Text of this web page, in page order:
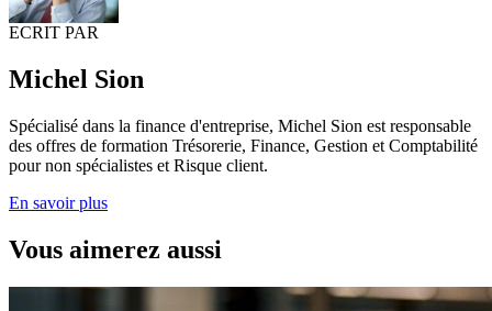
ECRIT PAR
Michel Sion
Spécialisé dans la finance d'entreprise, Michel Sion est responsable
des offres de formation Trésorerie, Finance, Gestion et Comptabilité
pour non spécialistes et Risque client.
En savoir plus
Vous aimerez aussi